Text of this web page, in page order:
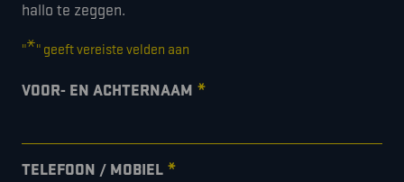
hallo te zeggen.
"*" geeft vereiste velden aan
VOOR- EN ACHTERNAAM *
TELEFOON / MOBIEL *